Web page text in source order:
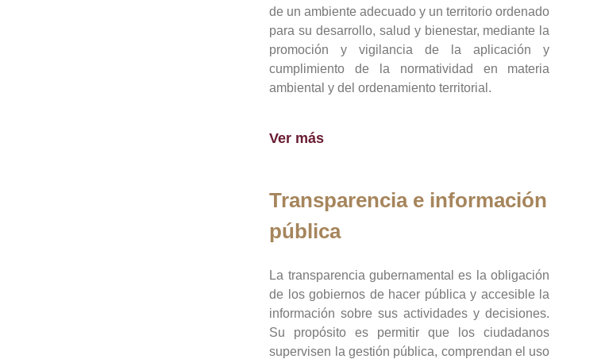
de un ambiente adecuado y un territorio ordenado
para su desarrollo, salud y bienestar, mediante la
promoción y vigilancia de la aplicación y
cumplimiento de la normatividad en materia
ambiental y del ordenamiento territorial.
Ver más
Transparencia e información
pública
La transparencia gubernamental es la obligación
de los gobiernos de hacer pública y accesible la
información sobre sus actividades y decisiones.
Su propósito es permitir que los ciudadanos
supervisen la gestión pública, comprendan el uso